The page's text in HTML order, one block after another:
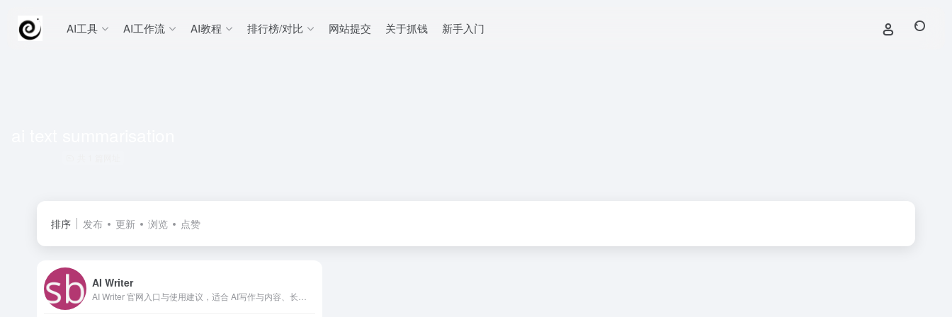
AI工具 AI工作流 AI教程 排行榜/对比 网站提交 关于抓钱 新手入门
排序 发布 更新 浏览 点赞
AI Writer